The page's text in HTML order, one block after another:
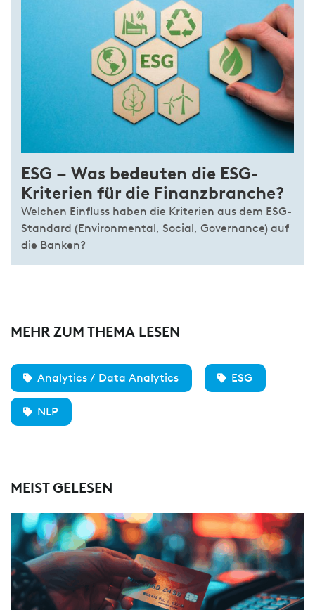
ESG – Was bedeuten die ESG-
Kriterien für die Finanzbranche?
Welchen Einfluss haben die Kriterien aus dem ESG-
Standard (Environmental, Social, Governance) auf
die Banken?
MEHR ZUM THEMA LESEN
Analytics / Data Analytics ESG
NLP
MEIST GELESEN